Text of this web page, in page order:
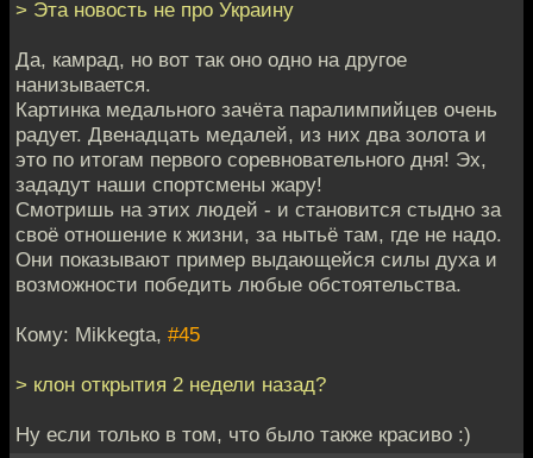
> Эта новость не про Украину
Да, камрад, но вот так оно одно на другое
нанизывается.
Картинка медального зачёта паралимпийцев очень
радует. Двенадцать медалей, из них два золота и
это по итогам первого соревновательного дня! Эх,
зададут наши спортсмены жару!
Смотришь на этих людей - и становится стыдно за
своё отношение к жизни, за нытьё там, где не надо.
Они показывают пример выдающейся силы духа и
возможности победить любые обстоятельства.
Кому: Mikkegta, #45
> клон открытия 2 недели назад?
Ну если только в том, что было также красиво :)